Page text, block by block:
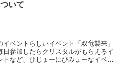
いて
ベントらしいイベント「双竜襲来」
日参加したらクリスタルがもらえるイ
トなど、ひじょーにびみょーなイベン